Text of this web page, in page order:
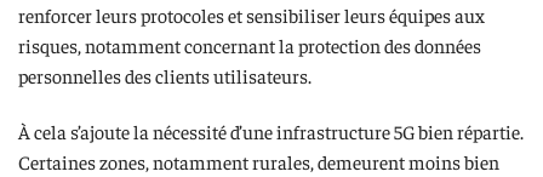
renforcer leurs protocoles et sensibiliser leurs équipes aux
risques, notamment concernant la protection des données
personnelles des clients utilisateurs.
À cela s’ajoute la nécessité d’une infrastructure 5G bien répartie.
Certaines zones, notamment rurales, demeurent moins bien